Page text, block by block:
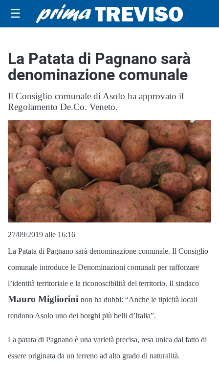
☰
La Patata di Pagnano sarà
denominazione comunale
Il Consiglio comunale di Asolo ha approvato il
Regolamento De.Co. Veneto.
27/09/2019 alle 16:16
La Patata di Pagnano sarà denominazione comunale. Il Consiglio
comunale introduce le Denominazioni comunali per rafforzare
l’identità territoriale e la riconoscibilità del territorio. Il sindaco
Mauro Migliorini non ha dubbi: “Anche le tipicità locali
rendono Asolo uno dei borghi più belli d’Italia”.
La patata di Pagnano è una varietà precisa, resa unica dal fatto di
essere originata da un terreno ad alto grado di naturalità.